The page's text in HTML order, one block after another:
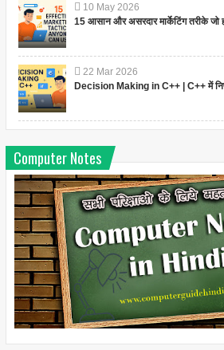
10 May 2026
15 आसान और असरदार मार्केटिंग तरीके
22 Mar 2026
Decision Making in C++ | C++ में
Computer Notes